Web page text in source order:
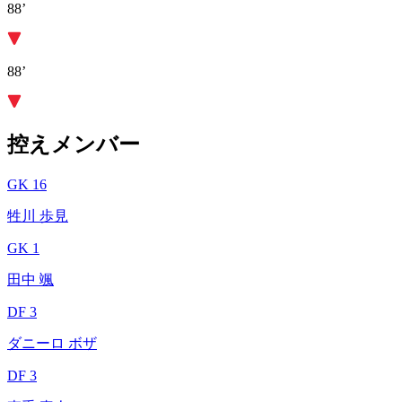
88’
88’
控えメンバー
GK 16
牲川 歩見
GK 1
田中 颯
DF 3
ダニーロ ボザ
DF 3